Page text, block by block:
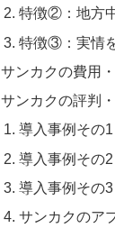
特徴②：地方
特徴③：実情
サンカクの費用
サンカクの評判
導入事例その
導入事例その
導入事例その
サンカクのア